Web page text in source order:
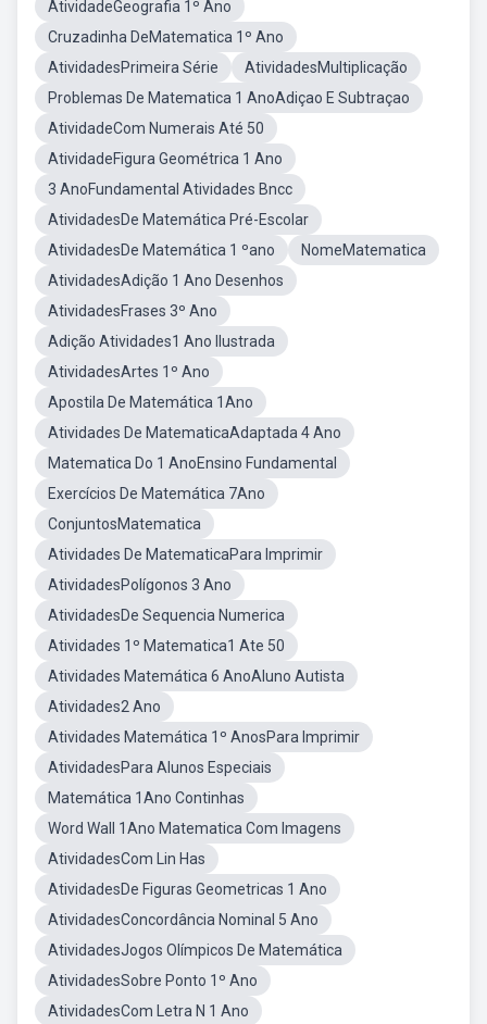
AtividadeGeografia 1º Ano
Cruzadinha DeMatematica 1º Ano
AtividadesPrimeira Série
AtividadesMultiplicação
Problemas De Matematica 1 AnoAdiçao E Subtraçao
AtividadeCom Numerais Até 50
AtividadeFigura Geométrica 1 Ano
3 AnoFundamental Atividades Bncc
AtividadesDe Matemática Pré-Escolar
AtividadesDe Matemática 1 ºano
NomeMatematica
AtividadesAdição 1 Ano Desenhos
AtividadesFrases 3º Ano
Adição Atividades1 Ano Ilustrada
AtividadesArtes 1º Ano
Apostila De Matemática 1Ano
Atividades De MatematicaAdaptada 4 Ano
Matematica Do 1 AnoEnsino Fundamental
Exercícios De Matemática 7Ano
ConjuntosMatematica
Atividades De MatematicaPara Imprimir
AtividadesPolígonos 3 Ano
AtividadesDe Sequencia Numerica
Atividades 1º Matematica1 Ate 50
Atividades Matemática 6 AnoAluno Autista
Atividades2 Ano
Atividades Matemática 1º AnosPara Imprimir
AtividadesPara Alunos Especiais
Matemática 1Ano Continhas
Word Wall 1Ano Matematica Com Imagens
AtividadesCom Lin Has
AtividadesDe Figuras Geometricas 1 Ano
AtividadesConcordância Nominal 5 Ano
AtividadesJogos Olímpicos De Matemática
AtividadesSobre Ponto 1º Ano
AtividadesCom Letra N 1 Ano